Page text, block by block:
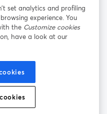
wird in einem neuen Tab geöffnet
neuen Tab geöffnet
neuen Tab geöffnet
Cookie-Richtlinie
Hilfe-Center
set analytics and profiling
experience. You
the Customize cookies
have a look at our